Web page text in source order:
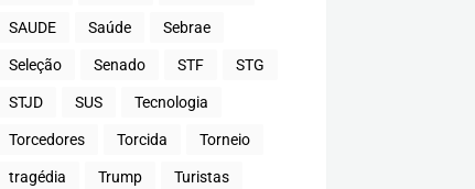
SAUDE Saúde Sebrae
Seleção Senado STF STG
STJD SUS Tecnologia
Torcedores Torcida Torneio
tragédia Trump Turistas